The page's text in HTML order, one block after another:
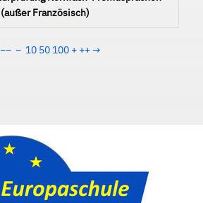
(außer Französisch)
−− − 10 50 100 + ++→